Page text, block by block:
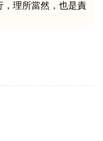
理所當然，也是責